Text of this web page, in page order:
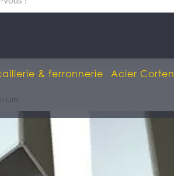
& ferronnerie Acier Corten